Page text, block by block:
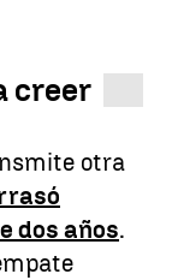
creer
otra
dos años.